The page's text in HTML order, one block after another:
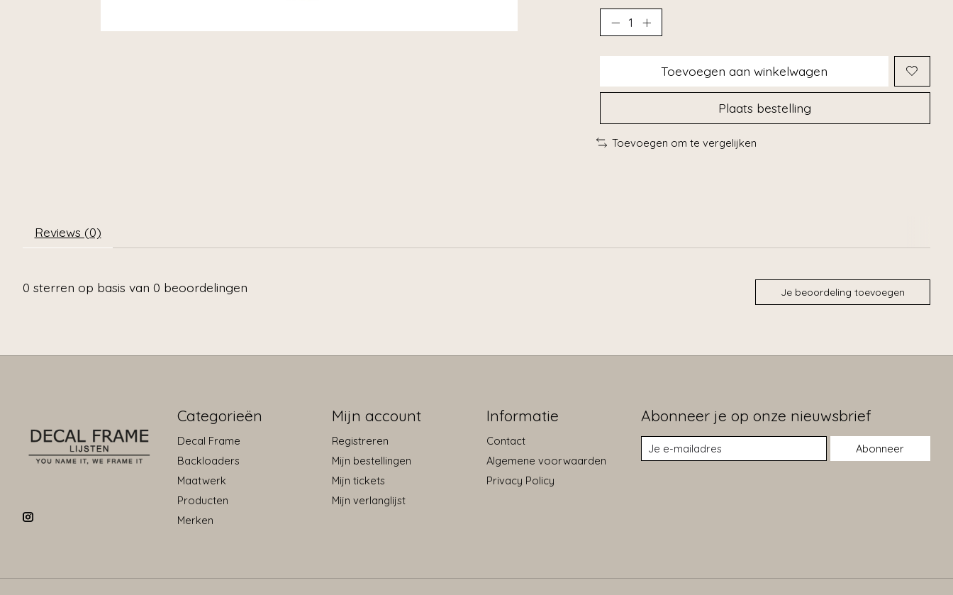
Toevoegen aan winkelwagen
Plaats bestelling
Toevoegen om te vergelijken
Reviews (0)
0 sterren op basis van 0 beoordelingen Je beoordeling toevoegen
Categorieën
Decal Frame
Backloaders
Maatwerk
Producten
Merken
Mijn account
Registreren
Mijn bestellingen
Mijn tickets
Mijn verlanglijst
Informatie
Contact
Algemene voorwaarden
Privacy Policy
Abonneer je op onze nieuwsbrief
Abonneer